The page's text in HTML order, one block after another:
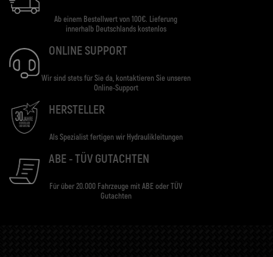
Ab einem Bestellwert von 100€. Lieferung
innerhalb Deutschlands kostenlos
ONLINE SUPPORT
Wir sind stets für Sie da, kontaktieren Sie unseren
Online-Support
HERSTELLER
Als Spezialist fertigen wir Hydraulikleitungen
ABE - TÜV GUTACHTEN
Für über 20.000 Fahrzeuge mit ABE oder TÜV
Gutachten